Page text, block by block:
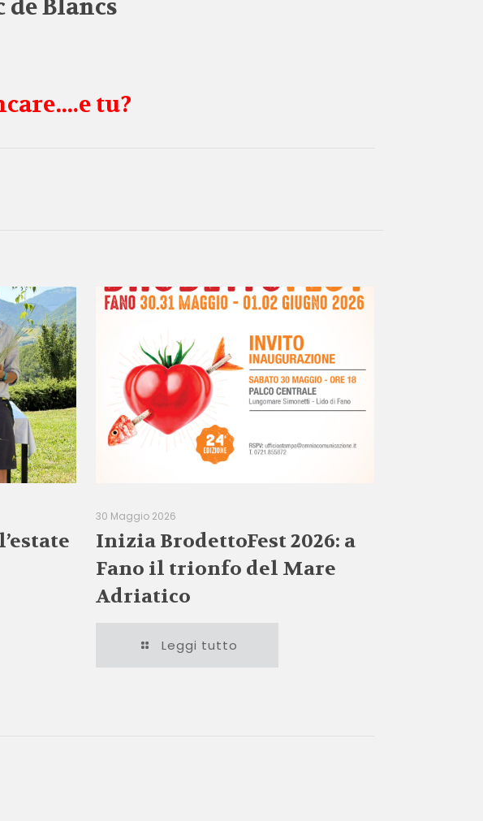
tu?
30 Maggio 2026
Inizia BrodettoFest 2026: a
Fano il trionfo del Mare
Adriatico
Leggi tutto